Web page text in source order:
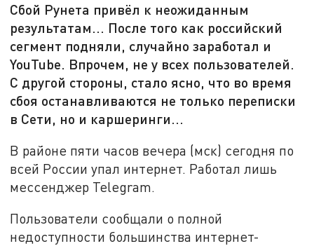
Сбой Рунета привёл к неожиданным
результатам... После того как российский
сегмент подняли, случайно заработал и
YouTube. Впрочем, не у всех пользователей.
С другой стороны, стало ясно, что во время
сбоя останавливаются не только переписки
в Сети, но и каршеринги...
В районе пяти часов вечера (мск) сегодня по
всей России упал интернет. Работал лишь
мессенджер Telegram.
Пользователи сообщали о полной
недоступности большинства интернет-